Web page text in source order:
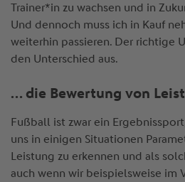
Trainer*in zu wachsen und in
Und dennoch muss ich in Kauf
weiterhin passieren. Der richtige
den Unterschied aus.
… die Bewertung von
Fußball ist zwar ein
uns in einigen Situationen
Leistung zu erkennen und als
auch wenn wir beispielsweise im